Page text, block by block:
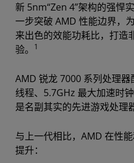
新 5nm“Zen 4”架构的强悍
一步突破 AMD 性能边界，
来出色的效能功耗比，打造
验。
1
AMD 锐龙 7000 系列处理
线程、5.7GHz 最大加速时
是名副其实的先进游戏处理
与上一代相比，AMD 在性
提升：